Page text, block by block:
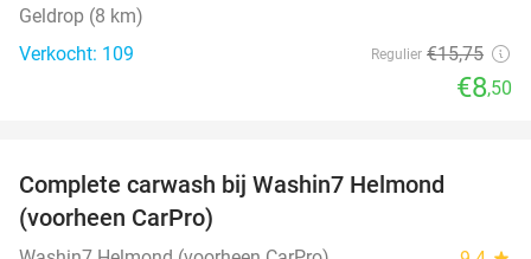
Geldrop (8 km)
Verkocht: 109
Regulier €15,75
€8,50
Complete carwash bij Washin7 Helmond
(voorheen CarPro)